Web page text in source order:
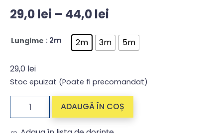
29,0lei – 44,0lei
Lungime : 2m 2m 3m 5m
29,0 lei
Stoc epuizat (Poate fi precomandat)
ADAUGĂ ÎN COȘ